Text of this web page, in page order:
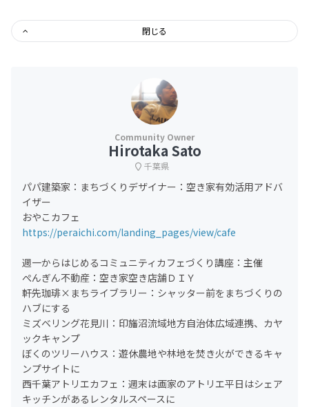
閉じる
Hirotaka Sato
千葉県
パパ建築家：まちづくりデザイナー：空き家有効活用アドバ
イザー
おやこカフェ
https://peraichi.com/landing_pages/view/cafe
週一からはじめるコミュニティカフェづくり講座：主催
ぺんぎん不動産：空き家空き店舗ＤＩＹ
軒先珈琲×まちライブラリー：シャッター前をまちづくりの
ハブにする
ミズベリング花見川：印旛沼流域地方自治体広域連携、カヤ
ックキャンプ
ぼくのツリーハウス：遊休農地や林地を焚き火ができるキャ
ンプサイトに
西千葉アトリエカフェ：週末は画家のアトリエ平日はシェア
キッチンがあるレンタルスペースに